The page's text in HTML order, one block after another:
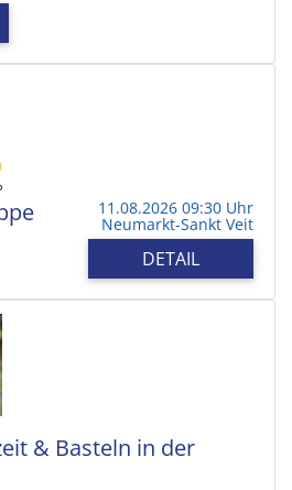
11.08.2026 09:30 Uhr
Neumarkt-Sankt Veit
DETAIL
& Basteln in der